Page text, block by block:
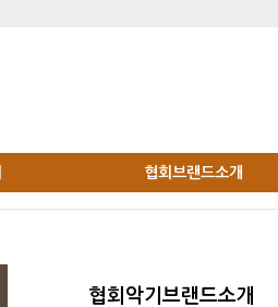
협회브랜드소개
협회악기브랜드소개